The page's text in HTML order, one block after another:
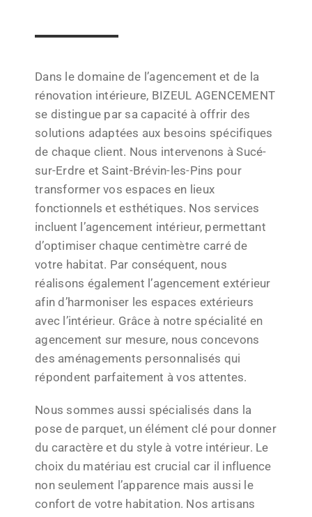
Dans le domaine de l’agencement et de la
rénovation intérieure, BIZEUL AGENCEMENT
se distingue par sa capacité à offrir des
solutions adaptées aux besoins spécifiques
de chaque client. Nous intervenons à Sucé-
sur-Erdre et Saint-Brévin-les-Pins pour
transformer vos espaces en lieux
fonctionnels et esthétiques. Nos services
incluent l’agencement intérieur, permettant
d’optimiser chaque centimètre carré de
votre habitat. Par conséquent, nous
réalisons également l’agencement extérieur
afin d’harmoniser les espaces extérieurs
avec l’intérieur. Grâce à notre spécialité en
agencement sur mesure, nous concevons
des aménagements personnalisés qui
répondent parfaitement à vos attentes.
Nous sommes aussi spécialisés dans la
pose de parquet, un élément clé pour donner
du caractère et du style à votre intérieur. Le
choix du matériau est crucial car il influence
non seulement l’apparence mais aussi le
confort de votre habitation. Nos artisans